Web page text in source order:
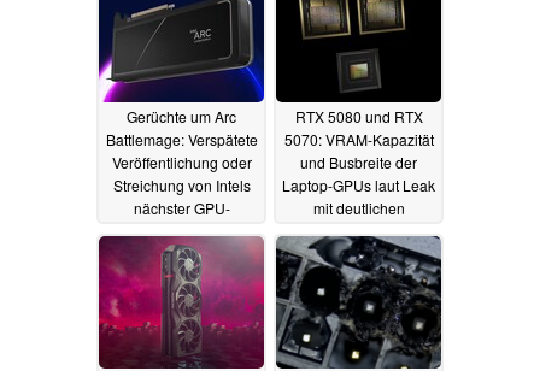
Gerüchte um Arc
Battlemage: Verspätete
Veröffentlichung oder
Streichung von Intels
nächster GPU-
Architektur möglich
06.05.2024
RTX 5080 und RTX
5070: VRAM-Kapazität
und Busbreite der
Laptop-GPUs laut Leak
mit deutlichen
Verbesserungen
gegenüber Vorgängern
06.05.2024